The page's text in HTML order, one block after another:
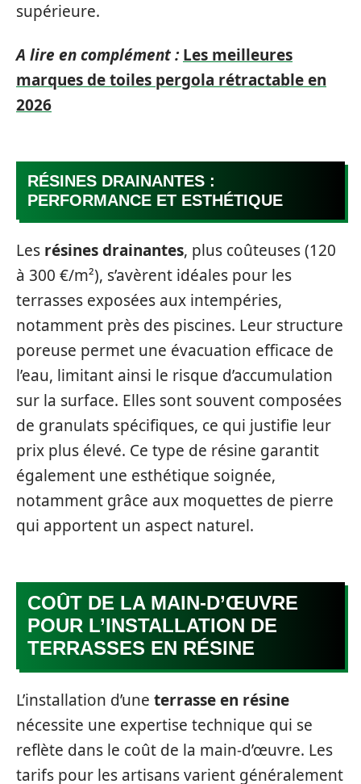
supérieure.
A lire en complément : Les meilleures
marques de toiles pergola rétractable en
2026
RÉSINES DRAINANTES :
PERFORMANCE ET ESTHÉTIQUE
Les résines drainantes, plus coûteuses (120
à 300 €/m²), s’avèrent idéales pour les
terrasses exposées aux intempéries,
notamment près des piscines. Leur structure
poreuse permet une évacuation efficace de
l’eau, limitant ainsi le risque d’accumulation
sur la surface. Elles sont souvent composées
de granulats spécifiques, ce qui justifie leur
prix plus élevé. Ce type de résine garantit
également une esthétique soignée,
notamment grâce aux moquettes de pierre
qui apportent un aspect naturel.
COÛT DE LA MAIN-D’ŒUVRE
POUR L’INSTALLATION DE
TERRASSES EN RÉSINE
L’installation d’une terrasse en résine
nécessite une expertise technique qui se
reflète dans le coût de la main-d’œuvre. Les
tarifs pour les artisans varient généralement